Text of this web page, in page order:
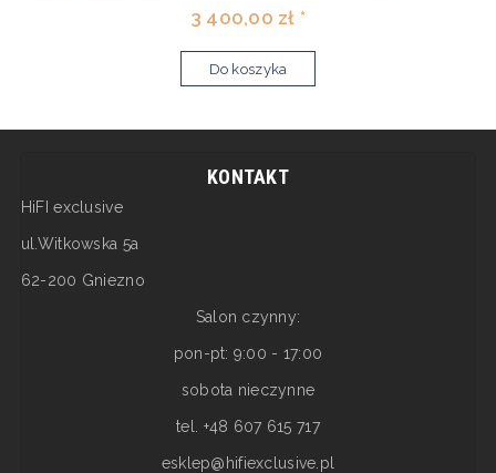
3 400,00 zł *
Do koszyka
KONTAKT
HiFI exclusive
ul.Witkowska 5a
62-200 Gniezno
Salon czynny:
pon-pt: 9:00 - 17:00
sobota nieczynne
tel. +48 607 615 717
esklep@hifiexclusive.pl